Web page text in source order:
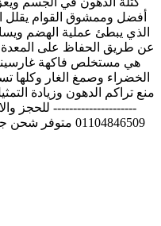
أفضل وممشوق القوام يقلل
الذي يبطئ عملية الهضم
عن طريق الحفاظ على المعدة
هي مستخلص فاكهة
الخضراء وصمغ الغار وكلها
منع تراكم الدهون وزيادة
01104846509 متوفر شحن جميع المحافظات راحة – سرعة - امان